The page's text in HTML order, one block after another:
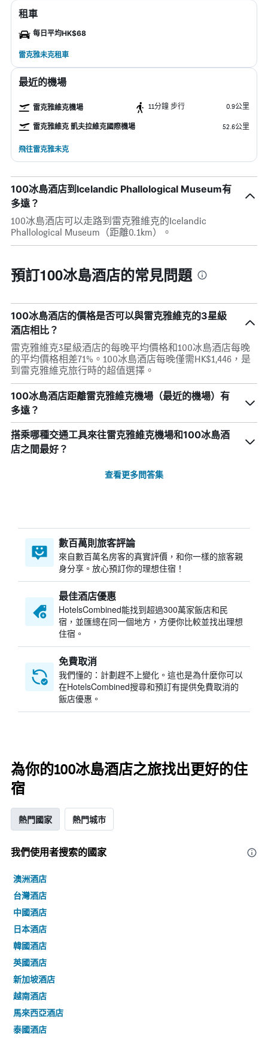
租車
每日平均HK$68
雷克雅未克租車
最近的機場
雷克雅維克機場 11分鐘 步行 0.9公里
雷克雅維克 凱夫拉維克國際機場 52.6公里
飛往雷克雅未克
100冰島酒店到Icelandic Phallological Museum有
多遠？
100冰島酒店可以走路到雷克雅維克的Icelandic
Phallological Museum（距離0.1km）。
預訂100冰島酒店的常見問題
100冰島酒店的價格是否可以與雷克雅維克的3星級
酒店相比？
雷克雅維克3星級酒店的每晚平均價格和100冰島酒店每晚
的平均價格相差71%。100冰島酒店每晚僅需HK$1,446，是
到雷克雅維克旅行時的超值選擇。
100冰島酒店距離雷克雅維克機場（最近的機場）有
多遠？
搭乘哪種交通工具來往雷克雅維克機場和100冰島酒
店之間最好？
查看更多問答集
數百萬則旅客評論
來自數百萬名房客的真實評價，和你一樣的旅客親
身分享。放心預訂你的理想住宿！
最佳酒店優惠
HotelsCombined​能找到超過300萬家飯店和民
宿，並匯總在同一個地方，方便你比較並找出理想
住宿。
免費取消
我們懂的：計劃趕不上變化。這也是為什麼你可以
在HotelsCombined搜尋和預訂有提供免費取消的
飯店優惠。
為你的100冰島酒店之旅找出更好的住
宿
熱門國家 熱門城市
我們使用者搜索的國家
澳洲酒店
台灣酒店
中國酒店
日本酒店
韓國酒店
英國酒店
新加坡酒店
越南酒店
馬來西亞酒店
泰國酒店